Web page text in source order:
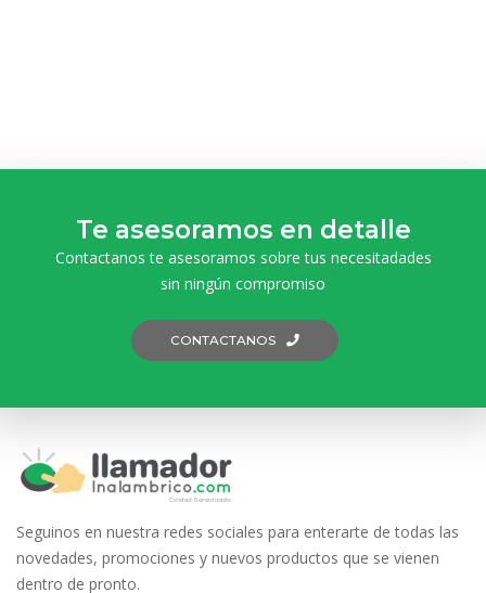
Te asesoramos en detalle
Contactanos te asesoramos sobre tus necesitadades
sin ningún compromiso
CONTACTANOS
Seguinos en nuestra redes sociales para enterarte de todas las
novedades, promociones y nuevos productos que se vienen
dentro de pronto.